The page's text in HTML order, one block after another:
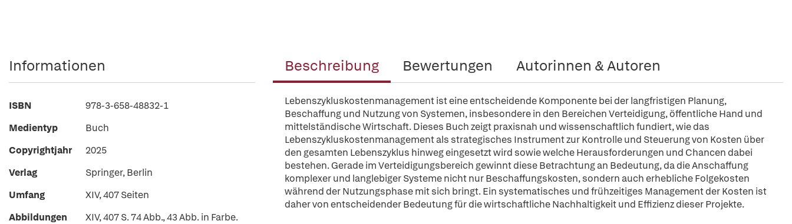
Beschreibung Bewertungen Autorinnen & Autoren
Lebenszykluskostenmanagement ist eine entscheidende Komponente bei der langfristigen Planung,
Beschaffung und Nutzung von Systemen, insbesondere in den Bereichen Verteidigung, öffentliche Hand und
mittelständische Wirtschaft. Dieses Buch zeigt praxisnah und wissenschaftlich fundiert, wie das
Lebenszykluskostenmanagement als strategisches Instrument zur Kontrolle und Steuerung von Kosten über
den gesamten Lebenszyklus hinweg eingesetzt wird sowie welche Herausforderungen und Chancen dabei
bestehen. Gerade im Verteidigungsbereich gewinnt diese Betrachtung an Bedeutung, da die Anschaffung
komplexer und langlebiger Systeme nicht nur Beschaffungskosten, sondern auch erhebliche Folgekosten
während der Nutzungsphase mit sich bringt. Ein systematisches und frühzeitiges Management der Kosten ist
daher von entscheidender Bedeutung für die wirtschaftliche Nachhaltigkeit und Effizienz dieser Projekte.
Informationen
ISBN
978-3-658-48832-1
Medientyp
Buch
Copyrightjahr
2025
Verlag
Springer, Berlin
Umfang
XIV, 407 Seiten
Abbildungen
XIV, 407 S. 74 Abb., 43 Abb. in Farbe.